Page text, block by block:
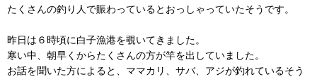
たくさんの釣り人で賑わっているとおっしゃっていたそうです。
昨日は６時頃に白子漁港を覗いてきました。
寒い中、朝早くからたくさんの方が竿を出していました。
お話を聞いた方によると、ママカリ、サバ、アジが釣れているそう